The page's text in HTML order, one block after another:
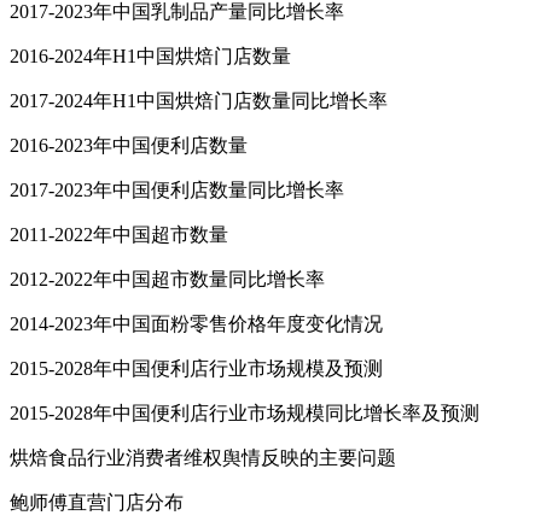
2017-2023年中国乳制品产量同比增长率
2016-2024年H1中国烘焙门店数量
2017-2024年H1中国烘焙门店数量同比增长率
2016-2023年中国便利店数量
2017-2023年中国便利店数量同比增长率
2011-2022年中国超市数量
2012-2022年中国超市数量同比增长率
2014-2023年中国面粉零售价格年度变化情况
2015-2028年中国便利店行业市场规模及预测
2015-2028年中国便利店行业市场规模同比增长率及预测
烘焙食品行业消费者维权舆情反映的主要问题
鲍师傅直营门店分布